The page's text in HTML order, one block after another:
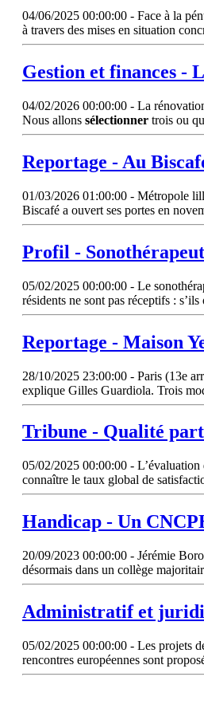
04/06/2025 00:00:00 - Face à la
à travers des mises en situation
Gestion et finances -
04/02/2026 00:00:00 - La
Nous allons sélectionner trois ou
Reportage - Au
01/03/2026 01:00:00 - Métropole
Biscafé a ouvert ses portes en
Profil -
05/02/2025 00:00:00 - Le
résidents ne sont pas réceptifs :
Reportage - Maison
28/10/2025 23:00:00 - Paris (13e
explique Gilles Guardiola. Trois
Tribune - Qualité
05/02/2025 00:00:00 - L’évaluation
connaître le taux global de
Handicap - Un
20/09/2023 00:00:00 - Jérémie
désormais dans un collège
Administratif et
05/02/2025 00:00:00 - Les projets
rencontres européennes sont